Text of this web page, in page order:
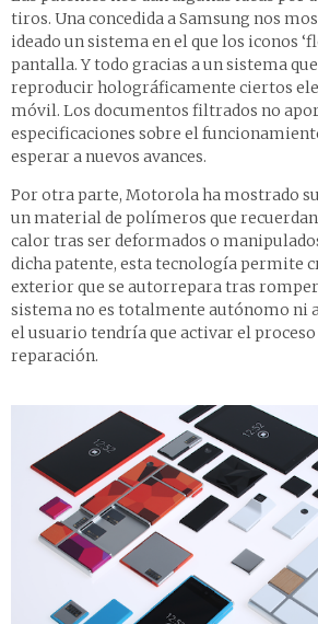
tiros. Una concedida a Samsung nos
ideado un sistema en el que los iconos
pantalla. Y todo gracias a un sistema
reproducir holográficamente ciertos
móvil. Los documentos filtrados no
especificaciones sobre el
esperar a nuevos avances.
Por otra parte, Motorola ha mostrado
un material de polímeros que
calor tras ser deformados o
dicha patente, esta tecnología permite
exterior que se autorrepara tras
sistema no es totalmente autónomo ni
el usuario tendría que activar el proceso
reparación.